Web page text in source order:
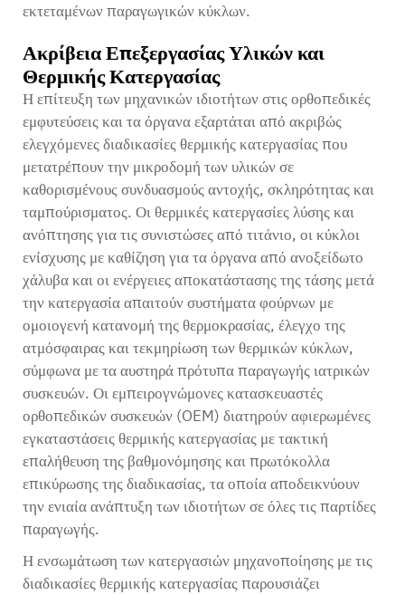
εκτεταμένων παραγωγικών κύκλων.
Ακρίβεια Επεξεργασίας Υλικών και
Θερμικής Κατεργασίας
Η επίτευξη των μηχανικών ιδιοτήτων στις ορθοπεδικές
εμφυτεύσεις και τα όργανα εξαρτάται από ακριβώς
ελεγχόμενες διαδικασίες θερμικής κατεργασίας που
μετατρέπουν την μικροδομή των υλικών σε
καθορισμένους συνδυασμούς αντοχής, σκληρότητας και
ταμπούρισματος. Οι θερμικές κατεργασίες λύσης και
ανόπτησης για τις συνιστώσες από τιτάνιο, οι κύκλοι
ενίσχυσης με καθίζηση για τα όργανα από ανοξείδωτο
χάλυβα και οι ενέργειες αποκατάστασης της τάσης μετά
την κατεργασία απαιτούν συστήματα φούρνων με
ομοιογενή κατανομή της θερμοκρασίας, έλεγχο της
ατμόσφαιρας και τεκμηρίωση των θερμικών κύκλων,
σύμφωνα με τα αυστηρά πρότυπα παραγωγής ιατρικών
συσκευών. Οι εμπειρογνώμονες κατασκευαστές
ορθοπεδικών συσκευών (OEM) διατηρούν αφιερωμένες
εγκαταστάσεις θερμικής κατεργασίας με τακτική
επαλήθευση της βαθμονόμησης και πρωτόκολλα
επικύρωσης της διαδικασίας, τα οποία αποδεικνύουν
την ενιαία ανάπτυξη των ιδιοτήτων σε όλες τις παρτίδες
παραγωγής.
Η ενσωμάτωση των κατεργασιών μηχανοποίησης με τις
διαδικασίες θερμικής κατεργασίας παρουσιάζει